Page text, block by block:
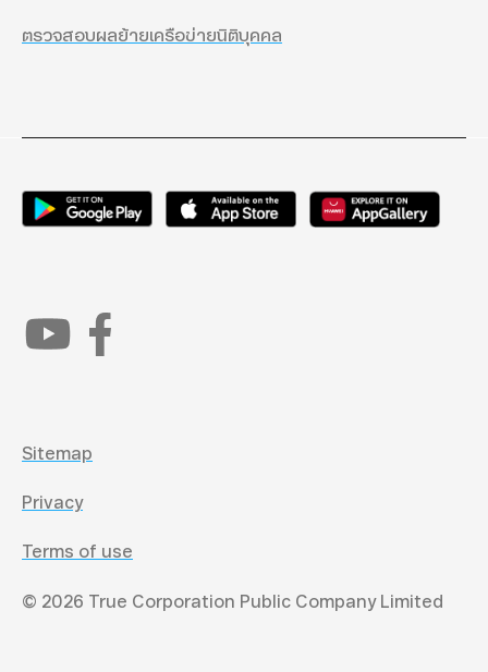
ตรวจสอบผลย้ายเครือข่ายนิติบุคคล
Sitemap
Privacy
Terms of use
© 2026 True Corporation Public Company Limited